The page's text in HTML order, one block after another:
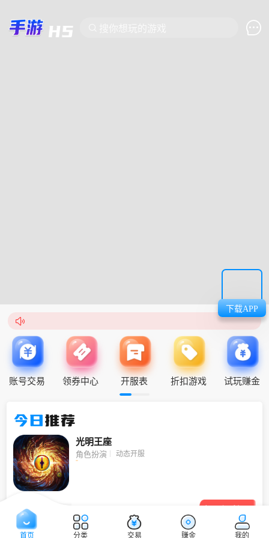

账号交易 领券中心 开服表 折扣游戏 试玩赚金
今日推荐
光明王座
角色扮演 动态开服

下载APP
首页 分类 交易 赚金 我的